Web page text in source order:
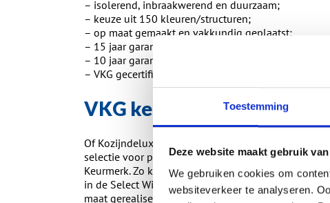
Toestemming
Deze website maakt gebruik
We gebruiken cookies om
websiteverkeer te analyseren.
– isolerend, inbraakwerend en duurzaam;
– keuze uit 150 kleuren/structuren;
– op maat gemaakt en vakkundig geplaatst;
– 15 jaar garantie op de kozijnen, kleur/structuur;
– 10 jaar garantie op de montage;
– VKG gecertificeerd.
VKG keurmerk
Of Kozijndeluxe nu een
selectie voor producten is er gekozen voor
Keurmerk. Zo koopt u betrouwbaarheid en
in de Select Windows fabriek in Noord-Holland.
maat gerealiseerd. Doordat er in eigen fabriek